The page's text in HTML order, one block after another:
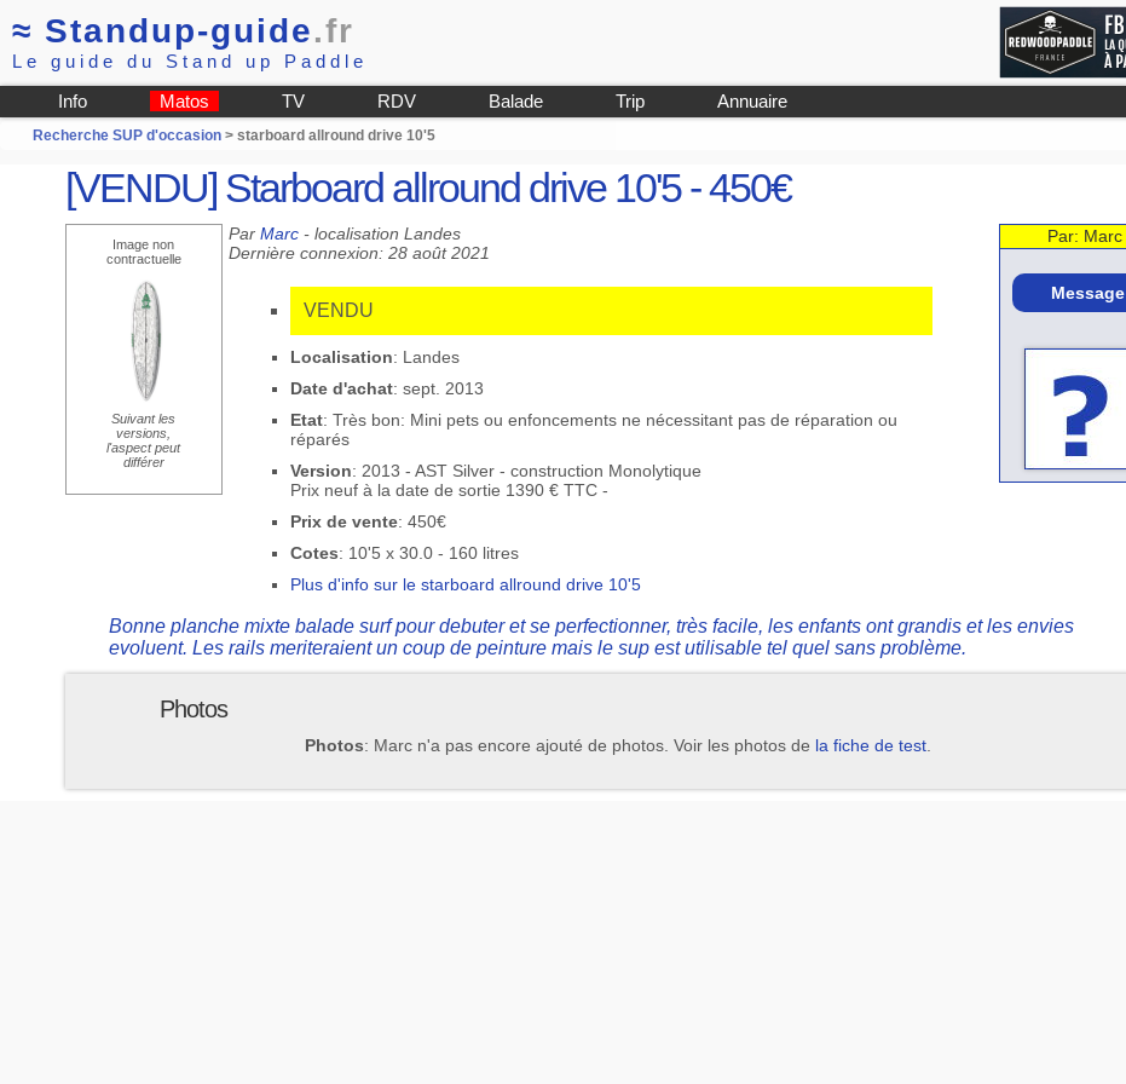
≈ Standup-guide.fr
Le guide du Stand up Paddle
Info Matos TV RDV Balade Trip Annuaire
Recherche SUP d'occasion> starboard allround drive 10'5
[VENDU] Starboard allround drive 10'5 - 450€
Image non
contractuelle
Suivant les
versions,
l'aspect peut
différer
Par: Marc
Message
Par Marc- localisation Landes
Dernière connexion: 28 août 2021
VENDU
Localisation: Landes
Date d'achat: sept. 2013
Etat: Très bon: Mini pets ou enfoncements ne nécessitant pas de réparation ou
réparés
Version: 2013 - AST Silver - construction Monolytique
Prix neuf à la date de sortie 1390 € TTC -
Prix de vente: 450€
Cotes: 10'5 x 30.0 - 160 litres
Plus d'info sur le starboard allround drive 10'5
Bonne planche mixte balade surf pour debuter et se perfectionner, très facile, les enfants ont grandis et les envies
evoluent. Les rails meriteraient un coup de peinture mais le sup est utilisable tel quel sans problème.
Photos
Photos: Marc n'a pas encore ajouté de photos. Voir les photos de la fiche de test.